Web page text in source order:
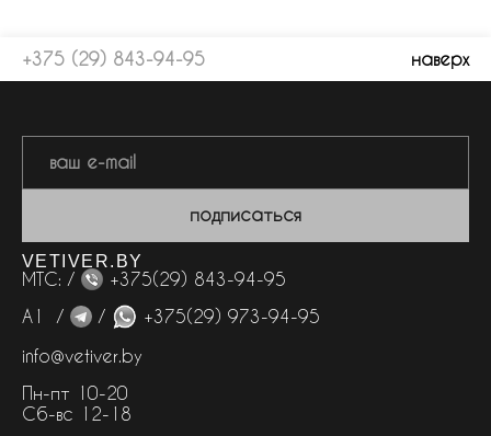
+375 (29) 843-94-95 наверх
подписаться
VETIVER.BY
МТС: /
+375(29) 843-94-95
А1 /
/
+375(29) 973-94-95
info@vetiver.by
Пн-пт 10-20
Сб-вс 12-18